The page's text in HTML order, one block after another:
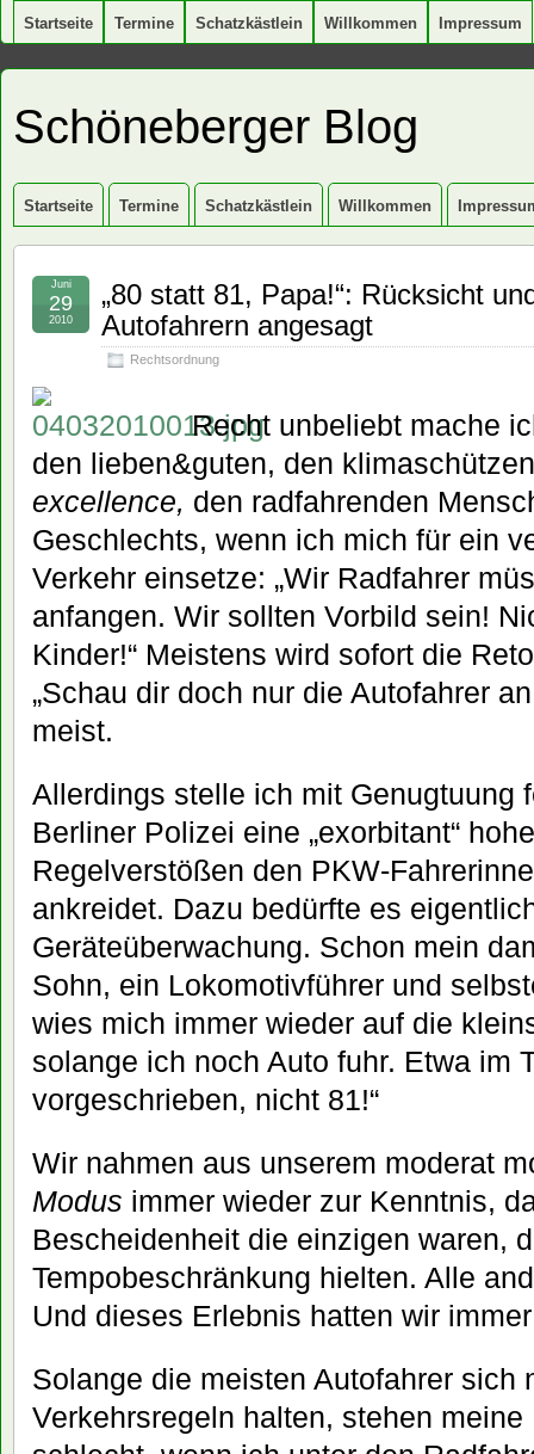
Startseite Termine Schatzkästlein Willkommen Impressum
Schöneberger Blog
Startseite Termine Schatzkästlein Willkommen
„80 statt 81, Papa!“: Rücksicht
Autofahrern angesagt
Rechtsordnung
Juni
29
2010
Recht unbeliebt mache
den lieben&guten, den
excellence, den radfahrenden
Geschlechts, wenn ich mich für ein
Verkehr einsetze: „Wir Radfahrer
anfangen. Wir sollten Vorbild sein!
Kinder!“ Meistens wird sofort die
„Schau dir doch nur die Autofahrer
meist.
Allerdings stelle ich mit Genugtuung
Berliner Polizei eine „exorbitant“
Regelverstößen den PKW-
ankreidet. Dazu bedürfte es
Geräteüberwachung. Schon mein
Sohn, ein Lokomotivführer und
wies mich immer wieder auf die
solange ich noch Auto fuhr. Etwa im
vorgeschrieben, nicht 81!“
Wir nahmen aus unserem moderat
Modus immer wieder zur Kenntnis,
Bescheidenheit die einzigen waren,
Tempobeschränkung hielten. Alle
Und dieses Erlebnis hatten wir
Solange die meisten Autofahrer sich
Verkehrsregeln halten, stehen meine